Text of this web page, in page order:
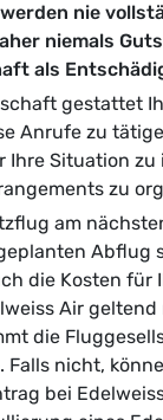
nie
niemals
als
gestattet
Anrufe zu
Ihre Situation
zu
am
Abflug
die Kosten für
Air geltend
die
Falls nicht,
bei